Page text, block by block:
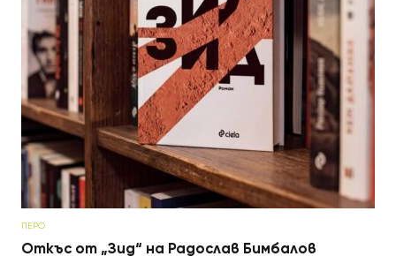
ПЕРО
Откъс от „Зид“ на Радослав Бимбалов